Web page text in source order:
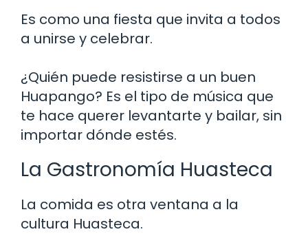
Es como una fiesta que invita a todos
a unirse y celebrar.
¿Quién puede resistirse a un buen
Huapango? Es el tipo de música que
te hace querer levantarte y bailar, sin
importar dónde estés.
La Gastronomía Huasteca
La comida es otra ventana a la
cultura Huasteca.